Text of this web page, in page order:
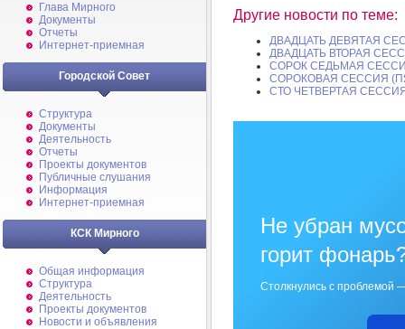
Глава Мирного
Документы
Отчеты
Интернет-приемная
Городской Совет
Структура
Документы
Деятельность
Отчеты
Проекты документов
Публичные слушания
Информация
Интернет-приемная
КСК Мирного
Общая информация
Структура
Деятельность
Проекты документов
Новости и объявления
Другие новости по теме:
ДВАДЦАТЬ ДЕВЯТАЯ
ДВАДЦАТЬ ВТОРАЯ
СОРОК СЕДЬМАЯ
СОРОКОВАЯ СЕССИЯ
СТО ЧЕТВЕРТАЯ СЕССИЯ
Не убран
горит
Столкнулись с проблемой